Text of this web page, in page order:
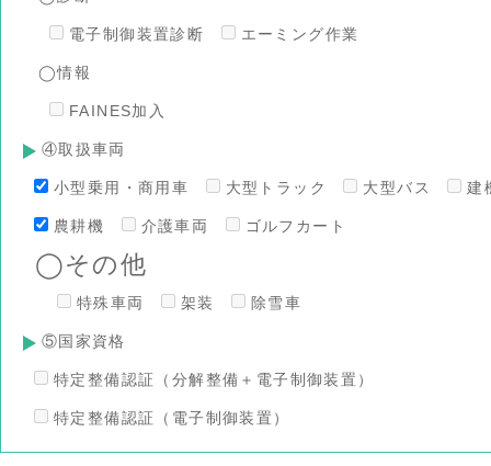
電子制御装置診断 エーミング作業
◯情報
FAINES加入
④取扱車両
小型乗用・商用車 大型トラック 大型バス 建
農耕機 介護車両 ゴルフカート
◯その他
特殊車両 架装 除雪車
⑤国家資格
特定整備認証（分解整備＋電子制御装置）
特定整備認証（電子制御装置）